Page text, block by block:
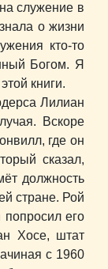
в
о жизни
кто-то
Богом. Я
книги.
Лилиан
Вскоре
где он
сказал,
должность
стране. Рой
его
Хосе, штат
с 1960